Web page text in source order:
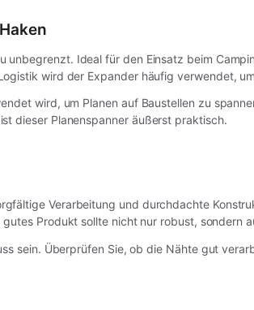
unbegrenzt. Ideal für den Einsatz beim
wird der Expander häufig verwendet,
wird, um Planen auf Baustellen zu
dieser Planenspanner äußerst praktisch.
Verarbeitung und durchdachte
Produkt sollte nicht nur robust, sondern
sein. Überprüfen Sie, ob die Nähte gut